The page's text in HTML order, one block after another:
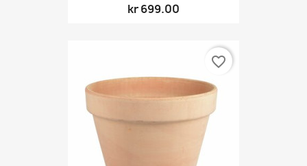
kr 699.00
favorite_border